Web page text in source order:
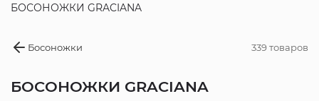
БОСОНОЖКИ GRACIANA
Босоножки 339 товаров
БОСОНОЖКИ GRACIANA